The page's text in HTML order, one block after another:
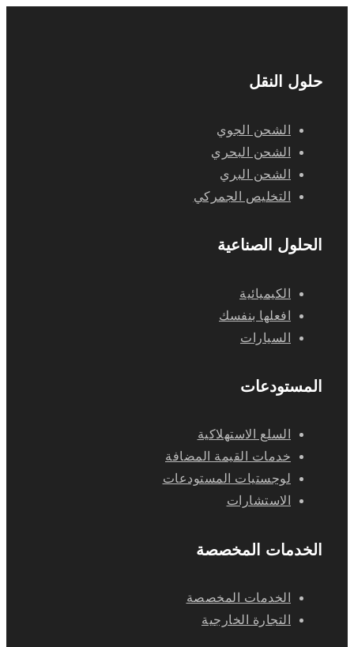
حلول النقل
الشحن الجوي
الشحن البحري
الشحن البري
التخليص الجمركي
الحلول الصناعية
الكيميائية
افعلها بنفسك
السيارات
المستودعات
السلع الاستهلاكية
خدمات القيمة المضافة
لوجستيات المستودعات
الاستشارات
الخدمات المخصصة
الخدمات المخصصة
التجارة الخارجية